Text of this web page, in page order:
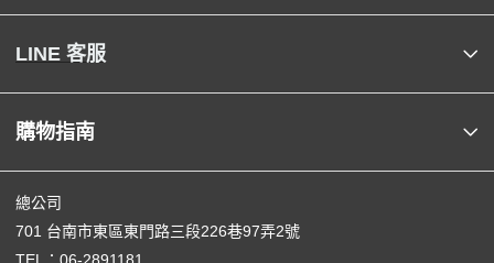
LINE 客服
購物指南
總公司
701 台南市東區東門路三段226巷97弄2號
TEL： 06-2891181